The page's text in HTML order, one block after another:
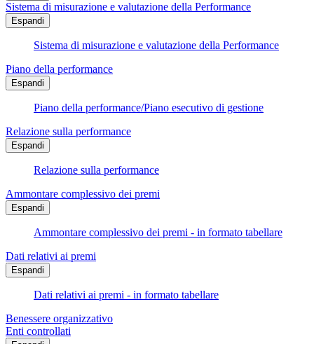
Sistema di misurazione e valutazione della Performance
Espandi
Sistema di misurazione e valutazione della Performance
Piano della performance
Espandi
Piano della performance/Piano esecutivo di gestione
Relazione sulla performance
Espandi
Relazione sulla performance
Ammontare complessivo dei premi
Espandi
Ammontare complessivo dei premi - in formato tabellare
Dati relativi ai premi
Espandi
Dati relativi ai premi - in formato tabellare
Benessere organizzativo
Enti controllati